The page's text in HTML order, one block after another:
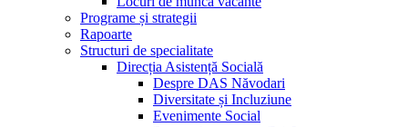
Programe și strategii
Rapoarte
Structuri de specialitate
Direcția Asistență Socială
Despre DAS Năvodari
Diversitate și Incluziune
Evenimente Social